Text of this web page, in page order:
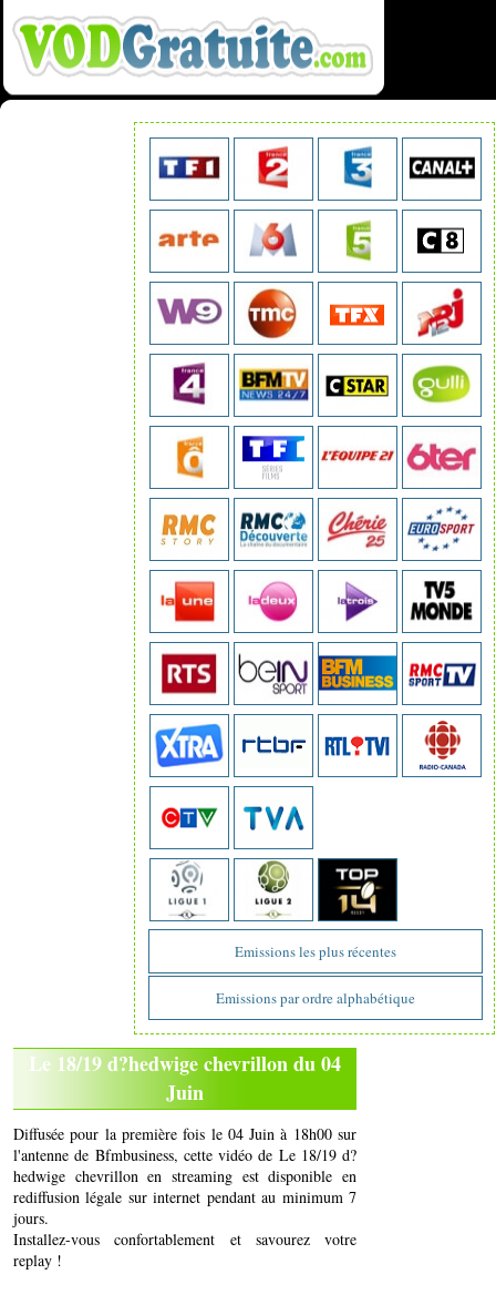
Emissions les plus récentes
Emissions par ordre alphabétique
Le 18/19 d?hedwige chevrillon du 04
Juin
Diffusée pour la première fois le 04 Juin à 18h00 sur
l'antenne de Bfmbusiness, cette vidéo de Le 18/19 d?
hedwige chevrillon en streaming est disponible en
rediffusion légale sur internet pendant au minimum 7
jours.
Installez-vous confortablement et savourez votre
replay !